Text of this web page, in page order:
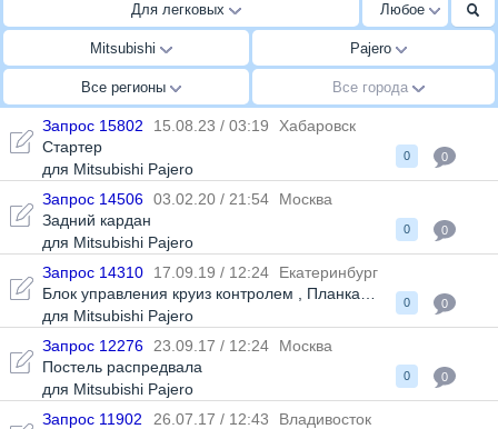
Для легковых Любое
Mitsubishi Pajero
Все регионы Все города
Запрос 15802 15.08.23 / 03:19
Хабаровск
Стартер
для Mitsubishi Pajero
0 0
Запрос 14506 03.02.20 / 21:54
Москва
Задний кардан
для Mitsubishi Pajero
0 0
Запрос 14310 17.09.19 / 12:24
Екатеринбург
Блок управления круиз контролем
Планка
Подрулевой
для Mitsubishi Pajero
0 0
Запрос 12276 23.09.17 / 12:24
Москва
Постель распредвала
для Mitsubishi Pajero
0 0
Запрос 11902 26.07.17 / 12:43
Владивосток